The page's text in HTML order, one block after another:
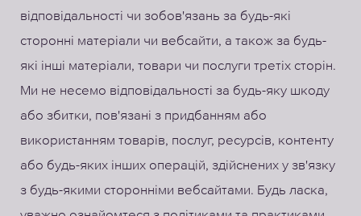
відповідальності чи зобов'язань за будь-які
сторонні матеріали чи вебсайти, а також за будь-
які інші матеріали, товари чи послуги третіх сторін.
Ми не несемо відповідальності за будь-яку шкоду
або збитки, пов'язані з придбанням або
використанням товарів, послуг, ресурсів, контенту
або будь-яких інших операцій, здійснених у зв'язку
з будь-якими сторонніми вебсайтами. Будь ласка,